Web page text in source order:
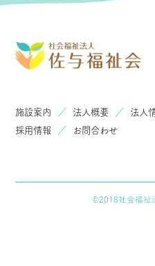
施設案内 ／ 法人概要 ／ 法人
採用情報
／ お問合わせ
©︎2018社会福祉